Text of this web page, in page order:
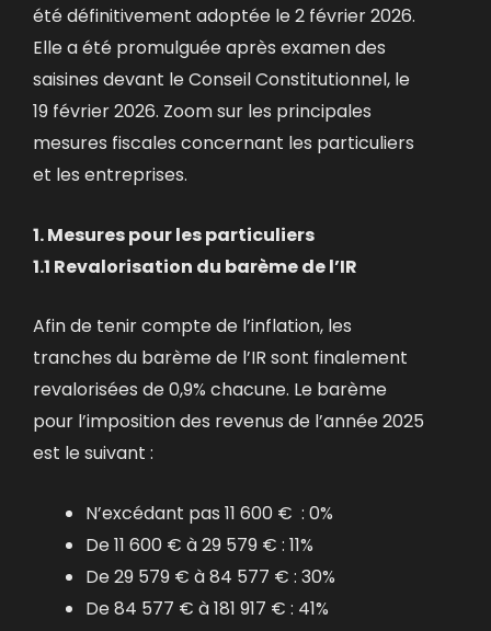
été définitivement adoptée le 2 février 2026.
Elle a été promulguée après examen des
saisines devant le Conseil Constitutionnel, le
19 février 2026. Zoom sur les principales
mesures fiscales concernant les particuliers
et les entreprises.
1. Mesures pour les particuliers
1.1 Revalorisation du barème de l’IR
Afin de tenir compte de l’inflation, les
tranches du barème de l’IR sont finalement
revalorisées de 0,9% chacune. Le barème
pour l’imposition des revenus de l’année 2025
est le suivant :
N’excédant pas 11 600 € : 0%
De 11 600 € à 29 579 € : 11%
De 29 579 € à 84 577 € : 30%
De 84 577 € à 181 917 € : 41%